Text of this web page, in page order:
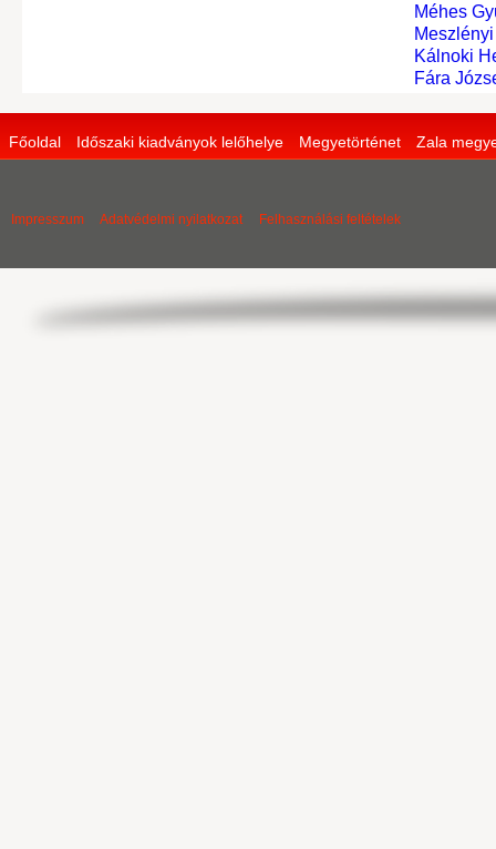
Méhes
Kálnoki
Fára
Főoldal Időszaki kiadványok lelőhelye Megyetörténet Zala
Impresszum Adatvédelmi nyilatkozat Felhasználási feltételek